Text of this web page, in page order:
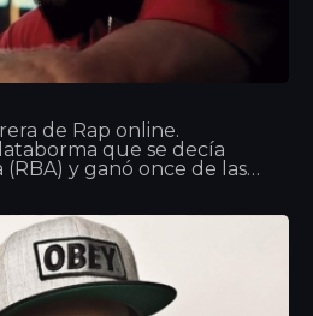
de Rap online.
que se decía
y ganó once de las
de Oro por su
Jung, Brutal,
Band. En diciembre de
4. Se situó número 1 de
la primera semana.